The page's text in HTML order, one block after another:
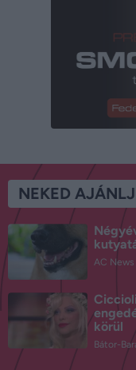
NEKED
AC News
körül
Bátor-